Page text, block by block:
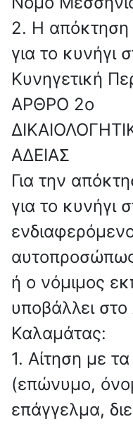
2. Η απόκτηση
για το κυνήγι
Κυνηγετική
ΑΡΘΡΟ 2o
ΑΔΕΙΑΣ
Για την
για το κυνήγι
αυτοπροσώπως
ή ο νόμιμος
υποβάλλει
Καλαμάτας:
1. Αίτηση με τα
(επώνυμο,
επάγγελμα,